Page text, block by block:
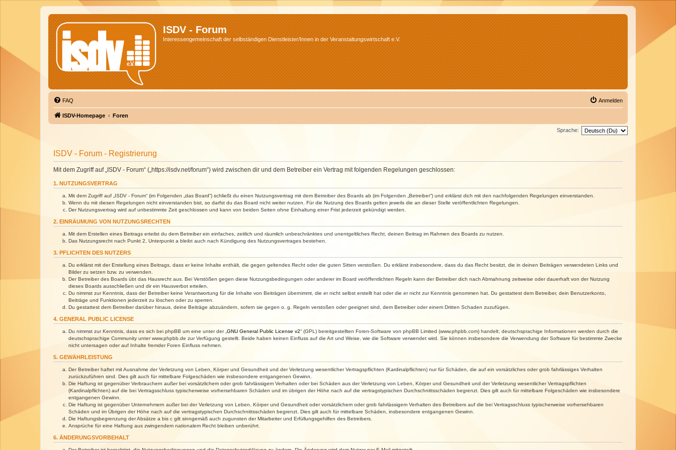
ISDV - Forum
Interessengemeinschaft der selbständigen Dienstleister/Innen in der Veranstaltungswirtschaft e.V.
FAQ Anmelden
ISDV-Homepage Foren
Sprache:
ISDV - Forum - Registrierung
Mit dem Zugriff auf „ISDV - Forum“ („https://isdv.net/forum“) wird zwischen dir und dem Betreiber ein Vertrag mit folgenden Regelungen geschlossen:
1. NUTZUNGSVERTRAG
Mit dem Zugriff auf „ISDV - Forum“ (im Folgenden „das Board“) schließt du einen Nutzungsvertrag mit dem Betreiber des Boards ab (im Folgenden „Betreiber“) und erklärst dich mit den nachfolgenden Regelungen einverstanden.
Wenn du mit diesen Regelungen nicht einverstanden bist, so darfst du das Board nicht weiter nutzen. Für die Nutzung des Boards gelten jeweils die an dieser Stelle veröffentlichten Regelungen.
Der Nutzungsvertrag wird auf unbestimmte Zeit geschlossen und kann von beiden Seiten ohne Einhaltung einer Frist jederzeit gekündigt werden.
2. EINRÄUMUNG VON NUTZUNGSRECHTEN
Mit dem Erstellen eines Beitrags erteilst du dem Betreiber ein einfaches, zeitlich und räumlich unbeschränktes und unentgeltliches Recht, deinen Beitrag im Rahmen des Boards zu nutzen.
Das Nutzungsrecht nach Punkt 2, Unterpunkt a bleibt auch nach Kündigung des Nutzungsvertrages bestehen.
3. PFLICHTEN DES NUTZERS
Du erklärst mit der Erstellung eines Beitrags, dass er keine Inhalte enthält, die gegen geltendes Recht oder die guten Sitten verstoßen. Du erklärst insbesondere, dass du das Recht besitzt, die in deinen Beiträgen verwendeten Links und
Bilder zu setzen bzw. zu verwenden.
Der Betreiber des Boards übt das Hausrecht aus. Bei Verstößen gegen diese Nutzungsbedingungen oder anderer im Board veröffentlichten Regeln kann der Betreiber dich nach Abmahnung zeitweise oder dauerhaft von der Nutzung
dieses Boards ausschließen und dir ein Hausverbot erteilen.
Du nimmst zur Kenntnis, dass der Betreiber keine Verantwortung für die Inhalte von Beiträgen übernimmt, die er nicht selbst erstellt hat oder die er nicht zur Kenntnis genommen hat. Du gestattest dem Betreiber, dein Benutzerkonto,
Beiträge und Funktionen jederzeit zu löschen oder zu sperren.
Du gestattest dem Betreiber darüber hinaus, deine Beiträge abzuändern, sofern sie gegen o. g. Regeln verstoßen oder geeignet sind, dem Betreiber oder einem Dritten Schaden zuzufügen.
4. GENERAL PUBLIC LICENSE
Du nimmst zur Kenntnis, dass es sich bei phpBB um eine unter der „ GNU General Public License v2“ (GPL) bereitgestellten Foren-Software von phpBB Limited (www.phpbb.com) handelt; deutschsprachige Informationen werden durch die
deutschsprachige Community unter www.phpbb.de zur Verfügung gestellt. Beide haben keinen Einfluss auf die Art und Weise, wie die Software verwendet wird. Sie können insbesondere die Verwendung der Software für bestimmte Zwecke
nicht untersagen oder auf Inhalte fremder Foren Einfluss nehmen.
5. GEWÄHRLEISTUNG
Der Betreiber haftet mit Ausnahme der Verletzung von Leben, Körper und Gesundheit und der Verletzung wesentlicher Vertragspflichten (Kardinalpflichten) nur für Schäden, die auf ein vorsätzliches oder grob fahrlässiges Verhalten
zurückzuführen sind. Dies gilt auch für mittelbare Folgeschäden wie insbesondere entgangenen Gewinn.
Die Haftung ist gegenüber Verbrauchern außer bei vorsätzlichem oder grob fahrlässigem Verhalten oder bei Schäden aus der Verletzung von Leben, Körper und Gesundheit und der Verletzung wesentlicher Vertragspflichten
(Kardinalpflichten) auf die bei Vertragsschluss typischerweise vorhersehbaren Schäden und im übrigen der Höhe nach auf die vertragstypischen Durchschnittsschäden begrenzt. Dies gilt auch für mittelbare Folgeschäden wie insbesondere
entgangenen Gewinn.
Die Haftung ist gegenüber Unternehmern außer bei der Verletzung von Leben, Körper und Gesundheit oder vorsätzlichem oder grob fahrlässigem Verhalten des Betreibers auf die bei Vertragsschluss typischerweise vorhersehbaren
Schäden und im Übrigen der Höhe nach auf die vertragstypischen Durchschnittsschäden begrenzt. Dies gilt auch für mittelbare Schäden, insbesondere entgangenen Gewinn.
Die Haftungsbegrenzung der Absätze a bis c gilt sinngemäß auch zugunsten der Mitarbeiter und Erfüllungsgehilfen des Betreibers.
Ansprüche für eine Haftung aus zwingendem nationalem Recht bleiben unberührt.
6. ÄNDERUNGSVORBEHALT